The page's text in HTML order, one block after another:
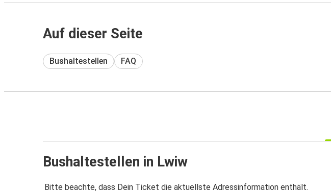
Auf dieser Seite
Bushaltestellen FAQ
Bushaltestellen in Lwiw
Bitte beachte, dass Dein Ticket die aktuellste Adressinformation enthält.